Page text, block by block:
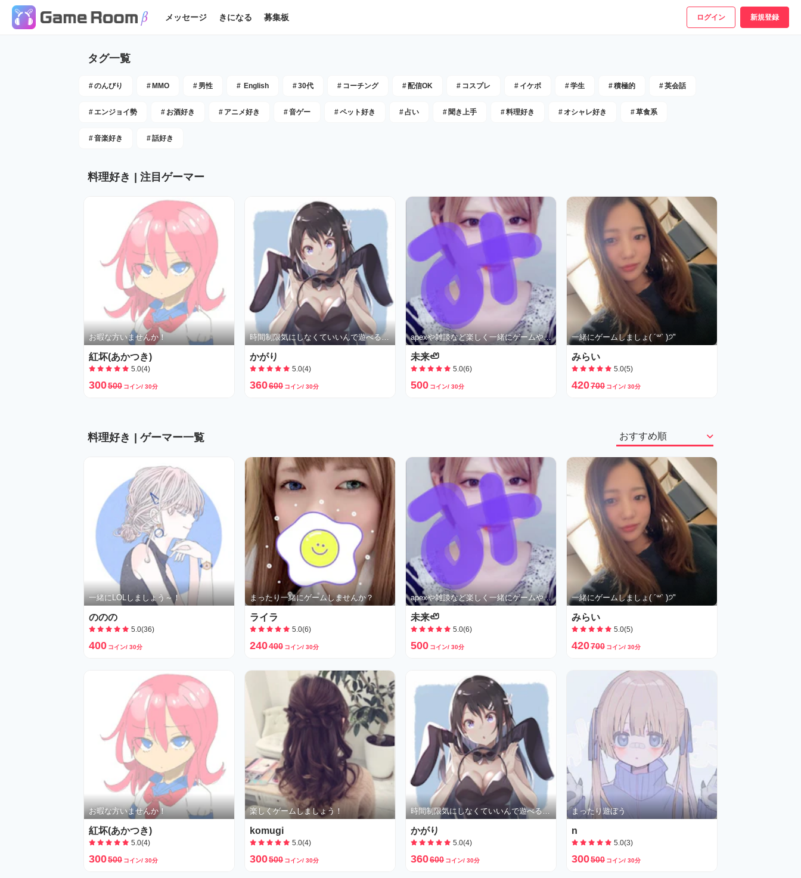
メッセージ きになる 募集板 ログイン 新規登録
タグ一覧
#のんびり # MMO # 男性 # English #30代 # コーチング # 配信OK # コスプレ # イケボ #学生 #積極的 #英会話
# エンジョイ勢 # お酒好き # アニメ好き #音ゲー #ペット好き #占い # 聞き上手 #料理好き #オシャレ好き #草食系
#音楽好き #話好き
料理好き | 注目ゲーマー
お暇な方いませんか！
紅坏(あかつき)
5.0(4)
300500 コイン/ 30分
時間制限気にしなくていいんで遊べる相手常に募集中
かがり
5.0(4)
360600 コイン/ 30分
apexや雑談など楽しく一緒にゲームやりたい方募集💛
未来🦥
5.0(6)
500 コイン/ 30分
一緒にゲームしましょ( ´꒳` )੭"
みらい
5.0(5)
420700 コイン/ 30分
料理好き | ゲーマー一覧
一緒にLOLしましょう～！
ののの
5.0(36)
400 コイン/ 30分
まったり一緒にゲームしませんか？
ライラ
5.0(6)
240400 コイン/ 30分
apexや雑談など楽しく一緒にゲームやりたい方募集💛
未来🦥
5.0(6)
500 コイン/ 30分
一緒にゲームしましょ( ´꒳` )੭"
みらい
5.0(5)
420700 コイン/ 30分
お暇な方いませんか！
紅坏(あかつき)
5.0(4)
300500 コイン/ 30分
楽しくゲームしましょう！
komugi
5.0(4)
300500 コイン/ 30分
時間制限気にしなくていいんで遊べる相手常に募集中
かがり
5.0(4)
360600 コイン/ 30分
まったり遊ぼう
n
5.0(3)
300500 コイン/ 30分